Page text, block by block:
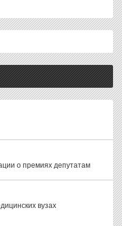
о премиях депутатам
вузах